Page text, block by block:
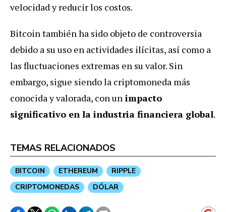
velocidad y reducir los costos.
Bitcoin también ha sido objeto de controversia
debido a su uso en actividades ilícitas, así como a
las fluctuaciones extremas en su valor. Sin
embargo, sigue siendo la criptomoneda más
conocida y valorada, con un impacto
significativo en la industria financiera global.
TEMAS RELACIONADOS
BITCOIN ETHEREUM
RIPPLE
CRIPTOMONEDAS
DÓLAR